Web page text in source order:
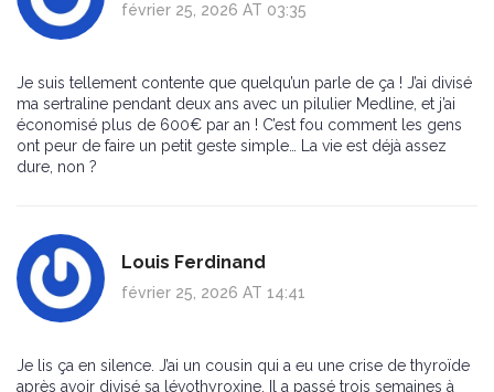
février 25, 2026 AT 03:35
Je suis tellement contente que quelqu’un parle de ça ! J’ai divisé
ma sertraline pendant deux ans avec un pilulier Medline, et j’ai
économisé plus de 600€ par an ! C’est fou comment les gens
ont peur de faire un petit geste simple… La vie est déjà assez
dure, non ?
Louis Ferdinand
février 25, 2026 AT 14:41
Je lis ça en silence. J’ai un cousin qui a eu une crise de thyroïde
après avoir divisé sa lévothyroxine. Il a passé trois semaines à